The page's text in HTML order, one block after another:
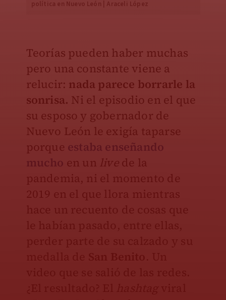
política en Nuevo León | Araceli López
Teorías pueden haber muchas
pero una constante viene a
relucir: nada parece borrarle la
sonrisa. Ni el episodio en el que
su esposo y gobernador de
Nuevo León le exigía taparse
porque estaba enseñando
mucho en un live de la
pandemia, ni el momento de
2019 en el que llora mientras
hace un recuento de cosas que